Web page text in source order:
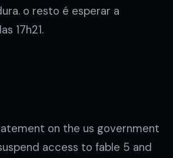
o resto é esperar a
17h21.
on the us government
access to fable 5 and